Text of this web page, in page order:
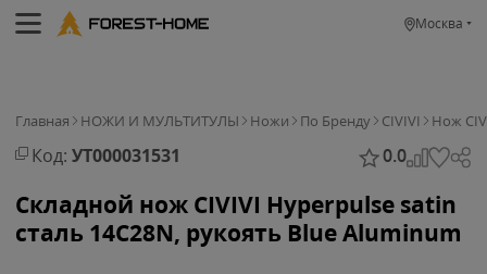
Москва
Главная НОЖИ И МУЛЬТИТУЛЫ Ножи По Бренду CIVIVI Нож
Код: УТ000031531 0.0
Складной нож CIVIVI Hyperpulse satin
сталь 14C28N, рукоять Blue Aluminum